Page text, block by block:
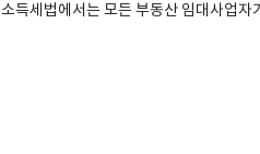
득세법에서는 모든 부동산 임대사업자